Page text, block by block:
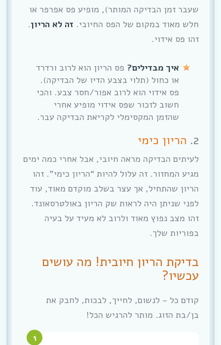
שעבר זמן הבדיקה המותר), מופיע פס אפרפר או
חלש מאוד במקום של הפס החיובי. זה לא הריון.
זהו פס אידוי.
איך מבדילים? פס הריון הוא לרוב ורדרד
או כחול (תלוי בצבע הדיו של הבדיקה).
פס אידוי הוא לרוב אפור/חסר צבע. והכי
חשוב לזכור שפס אידוי מופיע אחרי
שהזמן המקסימלי לקריאת הבדיקה עבר.
2. הריון כימי
לעיתים הבדיקה מראה חיובי, אבל אחרי כמה ימים
מגיע המחזור. זה עלול להיות “הריון כימי”. זהו
הריון שהתחיל, אך עצר בשלב מוקדם מאוד, עוד
לפני שניתן היה לראות שק הריון באולטרסאונד.
זהו מצב נפוץ מאוד ולרוב לא מעיד על בעיה
בפוריות שלך.
בדיקת הריון חיובית! מה עושים
עכשיו?
קודם כל – לנשום, לחייך, לבכות, לחבק את
בן/בת הזוג. מותר להרגיש הכל!